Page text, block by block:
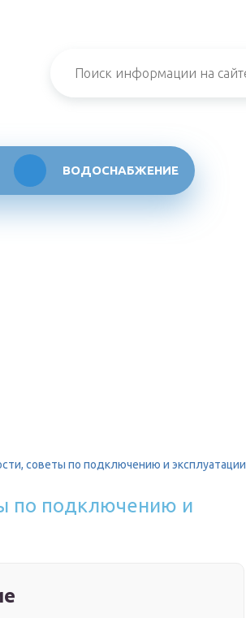
ВОДОСНАБЖЕНИЕ
советы по подключению и эксплуатации
по подключению и